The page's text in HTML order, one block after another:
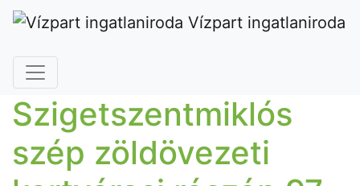
Vízpart ingatlaniroda
Szigetszentmiklós
szép zöldövezeti